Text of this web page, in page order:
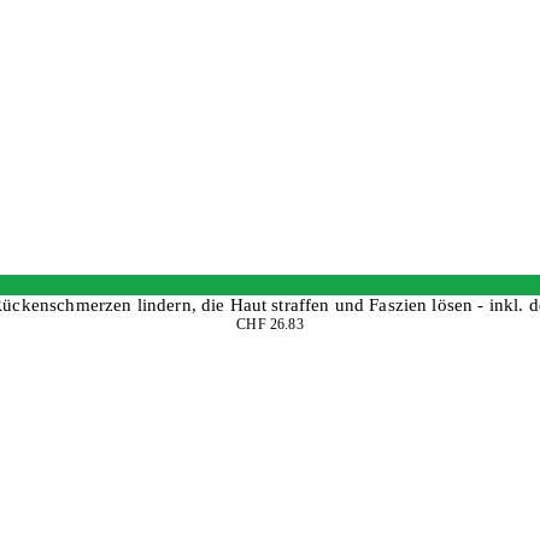
lindern, die Haut straffen und Faszien lösen - inkl.
CHF 26.83